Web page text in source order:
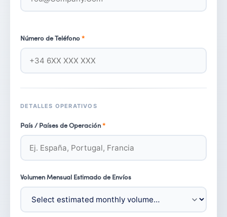
Número de Teléfono*
DETALLES OPERATIVOS
País / Países de Operación*
Volumen Mensual Estimado de Envíos